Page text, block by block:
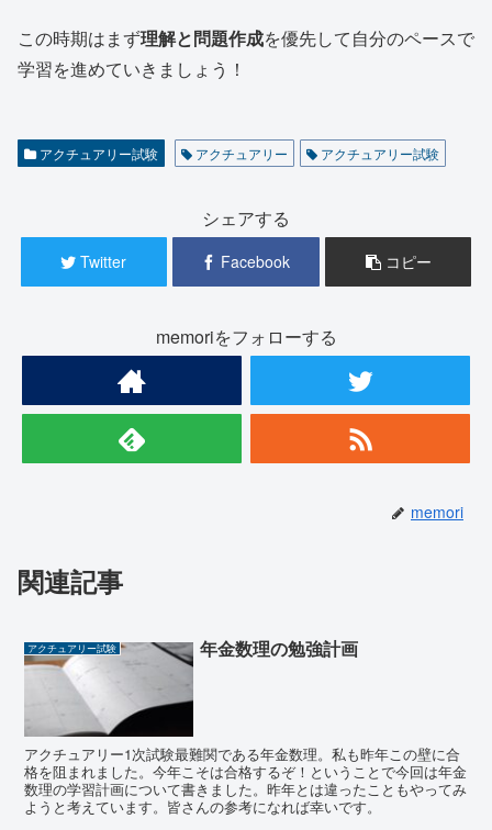
この時期はまず理解と問題作成を優先して自分のペースで
学習を進めていきましょう！
アクチュアリー試験 アクチュアリー アクチュアリー試験
シェアする
Twitter Facebook コピー
memoriをフォローする
memori
関連記事
アクチュアリー試験 年金数理の勉強計画
アクチュアリー1次試験最難関である年金数理。私も昨年この壁に合
格を阻まれました。今年こそは合格するぞ！ということで今回は年金
数理の学習計画について書きました。昨年とは違ったこともやってみ
ようと考えています。皆さんの参考になれば幸いです。